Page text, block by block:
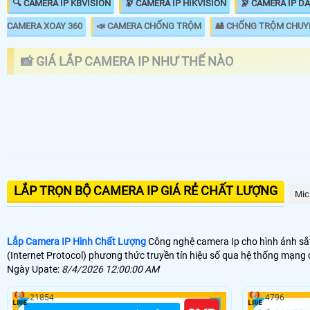
🔍 CAMERA IP KBVISION 🔭 CAMERA IP HIKVISION 🔭 CAMERA IP
CAMERA XOAY 360 📣 CAMERA CHỐNG TRỘM 🎎 CHỐNG TRỘM
📸 GIÁ LẮP CAMERA IP NHƯ THẾ NÀO
📶 Lắp 1 Camera Wifi Ip Ebitcam
🔥 Bõ Camera Ip Có Micro
thường sử dụngcamera IPvới mục đích dễ dàng nâng cấp dễ dàng
LẮP TRỌN BỘ CAMERA IP GIÁ RẺ CHẤT LƯỢNG
Lắp Camera IP Hình Chất LượngCông nghệ camera Ip cho hình ảnh
(Internet Protocol) phương thức truyền tín hiệu số qua hệ thống
Ngày Upate: 8/4/2026 12:00:00 AM
21854 4796